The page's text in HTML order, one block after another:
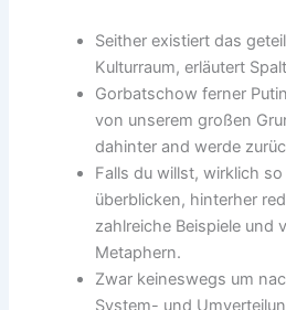
Seither existiert das
Kulturraum, erläutert
Gorbatschow ferner
von unserem großen
dahinter and werde
Falls du willst, wirklich
überblicken, hinterher
zahlreiche Beispiele und
Metaphern.
Zwar keineswegs um
System- und